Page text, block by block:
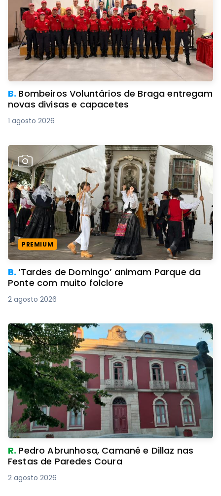
B. Bombeiros Voluntários de Braga entregam
novas divisas e capacetes
1 agosto 2026
PREMIUM
B.‘Tardes de Domingo’ animam Parque da
Ponte com muito folclore
2 agosto 2026
R. Pedro Abrunhosa, Camané e Dillaz nas
Festas de Paredes Coura
2 agosto 2026